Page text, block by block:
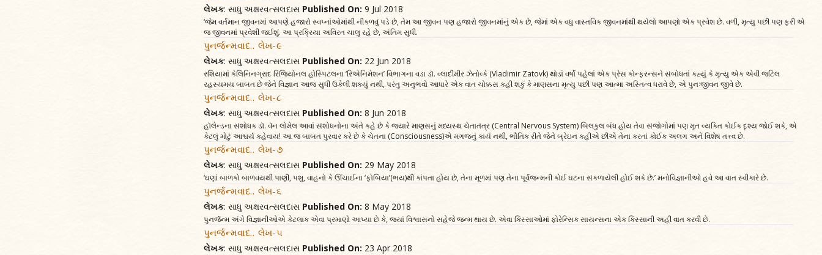
લેખક: સાધુ અક્ષરવત્સલદાસ Published On: 9 Jul 2018
‘જેમ વર્તમાન જીવનમાં આપણે હજારો સ્વપ્નાંઓમાંથી નીકળવું પડે છે, તેમ આ જીવન પણ હજારો જીવનમાંનું એક છે, જેમાં એક વધુ વાસ્તવિક જીવનમાંથી થયેલો આપણો એક પ્રવેશ છે. વળી, મૃત્યુ પછી પણ ફરી એ
જ જીવનમાં પ્રવેશી જઈશું. આ પ્રક્રિયા અવિરત ચાલુ રહે છે, અંતિમ સુધી.
પુનર્જન્મવાદ.. લેખ-૯
લેખક: સાધુ અક્ષરવત્સલદાસ Published On: 22 Jun 2018
રશિયામાં કેલિનિનગ્રાદ રિજિયોનલ હોસ્પિટલના ‘રિએનિમેશન’ વિભાગના વડા ડૉ. વ્લાદીમીર ઝેતોવ્કે (Vladimir Zatovk) થોડાં વર્ષો પહેલાં એક પ્રેસ કોન્ફરન્સને સંબોધતાં કહ્યું કે મૃત્યુ એક એવી જટિલ
રહસ્યમય બાબત છે જેને વિજ્ઞાન આજ સુધી ઉકેલી શક્યું નથી, પરંતુ અનુભવો આધારે એક વાત ચોક્કસ કહી શકું કે માણસના મૃત્યુ પછી પણ આત્મા અસ્તિત્વ ધરાવે છે, એ પુનઃજીવન જીવે છે.
પુનર્જન્મવાદ.. લેખ-૮
લેખક: સાધુ અક્ષરવત્સલદાસ Published On: 8 Jun 2018
હૉલેન્ડના સંશોધક ડૉ. વૅન લોમેલ આવાં સંશોધનોના અંતે કહે છે કે જ્યારે માણસનું મધ્યસ્થ ચેતાતંત્ર (Central Nervous System) બિલકુલ બંધ હોય તેવા સંજોગોમાં પણ મૃત વ્યક્તિ કોઈક દૃશ્ય જોઈ શકે, એ
કેટલું મોટું આશ્ચર્ય કહેવાય! આ જ બાબત પુરવાર કરે છે કે ચેતના (Consciousness)એ મગજનું કાર્ય નથી, ભૌતિક રીતે જેને બ્રેઇન કહીએ છીએ તેના કરતાં કોઈક અલગ અને વિશેષ તત્ત્વ છે.
પુનર્જન્મવાદ.. લેખ-૭
લેખક: સાધુ અક્ષરવત્સલદાસ Published On: 29 May 2018
‘ઘણાં બાળકો બાળવયથી પાણી, પશુ, વાહનો કે ઊંચાઈના ‘ફોબિયા’(ભય)થી કાંપતા હોય છે, તેના મૂળમાં પણ તેના પૂર્વજન્મની કોઈ ઘટના સંકળાયેલી હોઈ શકે છે.’ મનોવિજ્ઞાનીઓ હવે આ વાત સ્વીકારે છે.
પુનર્જન્મવાદ.. લેખ-૬
લેખક: સાધુ અક્ષરવત્સલદાસ Published On: 8 May 2018
પુનર્જન્મ અંગે વિજ્ઞાનીઓએ કેટલાક એવા પ્રમાણો આપ્યા છે કે, જ્યાં વિશ્વાસનો સહેજે જન્મ થાય છે. એવા કિસ્સાઓમાં ફોરેન્સિક સાયન્સના એક કિસ્સાની અહીં વાત કરવી છે.
પુનર્જન્મવાદ.. લેખ-૫
લેખક: સાધુ અક્ષરવત્સલદાસ Published On: 23 Apr 2018